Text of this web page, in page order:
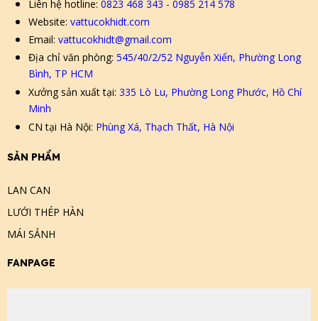
Liên hệ hotline: 0823 468 343 - 0985 214 578
Website: vattucokhidt.com
Email: vattucokhidt@gmail.com
Địa chỉ văn phòng: 545/40/2/52 Nguyễn Xiển, Phường Long
Bình, TP HCM
Xưởng sản xuất tại: 335 Lò Lu, Phường Long Phước, Hồ Chí
Minh
CN tại Hà Nội: Phùng Xá, Thạch Thất, Hà Nội
SẢN PHẨM
LAN CAN
LƯỚI THÉP HÀN
MÁI SẢNH
FANPAGE